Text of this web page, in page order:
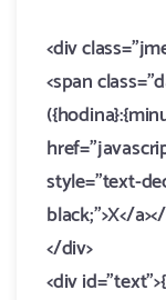
<div
<span
style="text-
black;">X</
</div>
<div